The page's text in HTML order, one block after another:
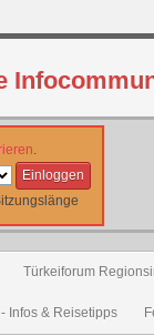
.
Türkeiforum
Infos & Reisetipps